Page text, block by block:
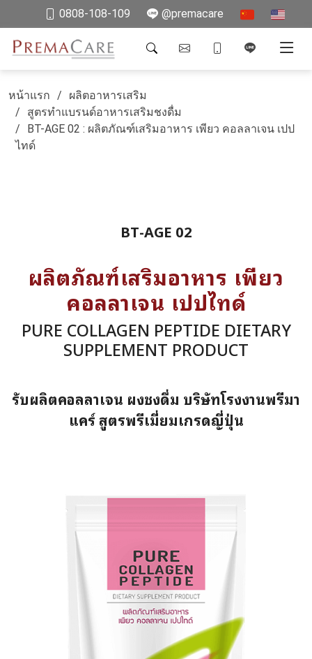
0808-108-109 @premacare
หน้าแรก
ผลิตอาหารเสริม
สูตรทำแบรนด์อาหารเสริมชงดื่ม
BT-AGE 02 : ผลิตภัณฑ์เสริมอาหาร เพียว คอลลาเจน เปป
ไทด์
BT-AGE 02
ผลิตภัณฑ์เสริมอาหาร เพียว
คอลลาเจน เปปไทด์
PURE COLLAGEN PEPTIDE DIETARY
SUPPLEMENT PRODUCT
รับผลิตคอลลาเจน ผงชงดื่ม บริษัทโรงงานพรีมา
แคร์ สูตรพรีเมี่ยมเกรดญี่ปุ่น